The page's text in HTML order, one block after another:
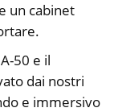
un cabinet
50 e il
dai nostri
e immersivo